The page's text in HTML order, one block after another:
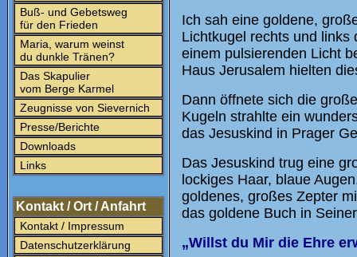
Buß- und Gebetsweg
für den Frieden
Maria, warum weinst
du dunkle Tränen?
Das Skapulier
vom Berge Karmel
Zeugnisse von Sievernich
Presse/Berichte
Downloads
Links
Kontakt / Ort / Anfahrt
Kontakt / Impressum
Datenschutzerklärung
Ich sah eine goldene,
Lichtkugel rechts und links
einem pulsierenden Licht
Haus Jerusalem hielten
Dann öffnete sich die
Kugeln strahlte ein
das Jesuskind in Prager
Das Jesuskind trug eine
lockiges Haar, blaue
goldenes, großes Zepter
das goldene Buch in
„Willst du Mir die Ehre